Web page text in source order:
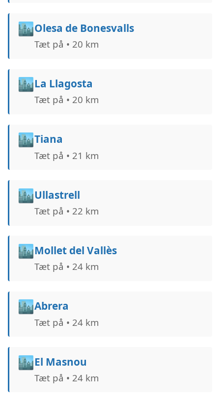
🏙️Olesa de Bonesvalls
Tæt på • 20 km
🏙️La Llagosta
Tæt på • 20 km
🏙️Tiana
Tæt på • 21 km
🏙️Ullastrell
Tæt på • 22 km
🏙️Mollet del Vallès
Tæt på • 24 km
🏙️Abrera
Tæt på • 24 km
🏙️El Masnou
Tæt på • 24 km